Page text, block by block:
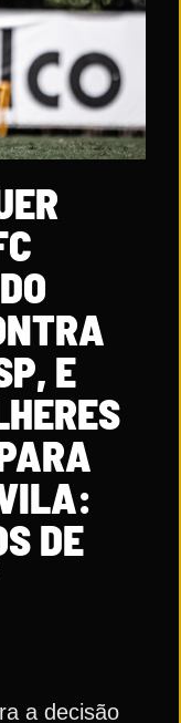
E
DE
a decisão